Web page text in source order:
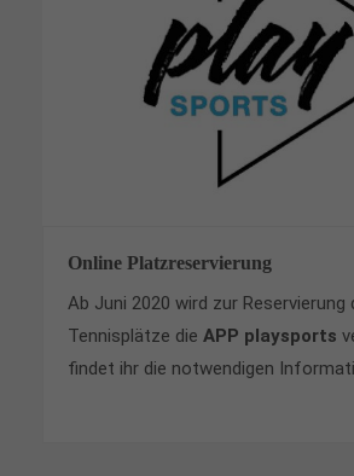
Online Platzreservierung
Ab Juni 2020 wird zur Reservierung
Tennisplätze die APP playsports
findet ihr die notwendigen